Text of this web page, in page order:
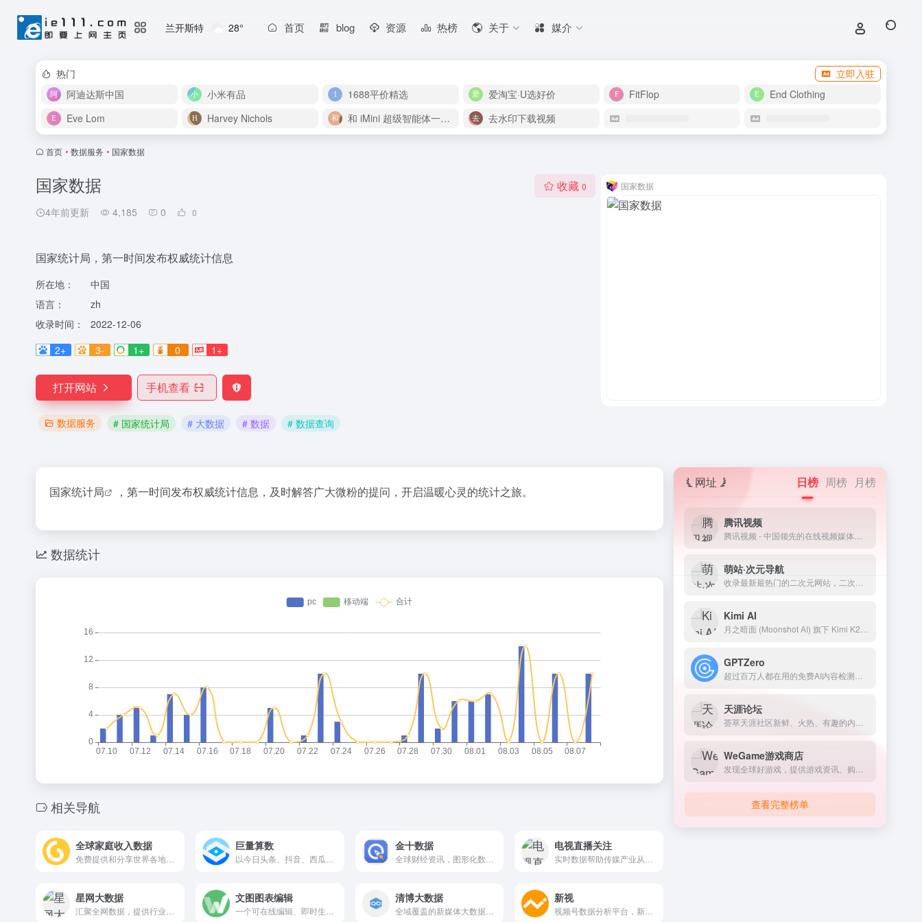
兰开斯特 28° 首页 blog 资源 热榜 关于 媒介
热门
立即入驻
阿迪达斯中国
小米有品 1688平价精选 爱淘宝·U选好价 FitFlop
End Clothing
Eve Lom
Harvey Nichols 和 iMini 超级智能体一起构建伟大作品 去水印下载视频
首页 • 数据服务 • 国家数据
国家数据
4年前更新 4,185 0 0
收藏 0
国家统计局，第一时间发布权威统计信息
所在地：
中国
语言：
zh
收录时间：
2022-12-06
2+
3- 1+ 0 1+
打开网站 手机查看
数据服务 # 国家统计局 # 大数据 # 数据 # 数据查询
国家数据
国家统计局 ，第一时间发布权威统计信息，及时解答广大微粉的提问，开启温暖心灵的统计之旅。
数据统计
相关导航
全球家庭收入数据 巨量算数 金十数据 电视直播关注
星网大数据 文图图表编辑 清博大数据
全域覆盖的新媒体大数据平台
新视
网址 日榜 周榜 月榜
腾讯视频
萌站·次元导航
Kimi AI
GPTZero
天涯论坛
WeGame游戏商店
查看完整榜单